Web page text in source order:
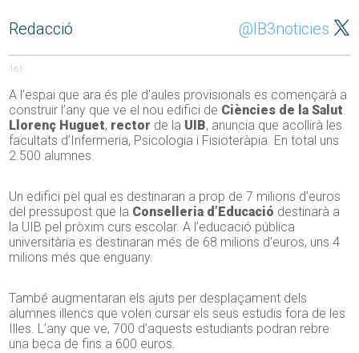
Redacció @IB3noticies
161
A l’espai que ara és ple d’aules provisionals es començarà a
construir l’any que ve el nou edifici de Ciències de la Salut.
Llorenç Huguet, rector de la UIB, anuncia que acollirà les
facultats d’Infermeria, Psicologia i Fisioteràpia. En total uns
2.500 alumnes.
Un edifici pel qual es destinaran a prop de 7 milions d’euros
del pressupost que la Conselleria d’Educació destinarà a
la UIB pel pròxim curs escolar. A l’educació pública
universitària es destinaran més de 68 milions d’euros, uns 4
milions més que enguany.
També augmentaran els ajuts per desplaçament dels
alumnes illencs que volen cursar els seus estudis fora de les
Illes. L’any que ve, 700 d’aquests estudiants podran rebre
una beca de fins a 600 euros.